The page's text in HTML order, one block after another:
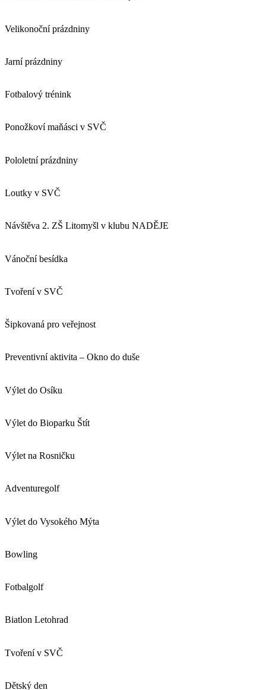
Velikonoční prázdniny
Jarní prázdniny
Fotbalový trénink
Ponožkoví maňásci v SVČ
Pololetní prázdniny
Loutky v SVČ
Návštěva 2. ZŠ Litomyšl v klubu NADĚJE
Vánoční besídka
Tvoření v SVČ
Šipkovaná pro veřejnost
Preventivní aktivita – Okno do duše
Výlet do Osíku
Výlet do Bioparku Štít
Výlet na Rosničku
Adventuregolf
Výlet do Vysokého Mýta
Bowling
Fotbalgolf
Biatlon Letohrad
Tvoření v SVČ
Dětský den